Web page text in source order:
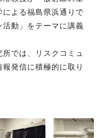
よる福島県浜通りで
動」をテーマに講義
では、リスクコミュ
発信に積極的に取り